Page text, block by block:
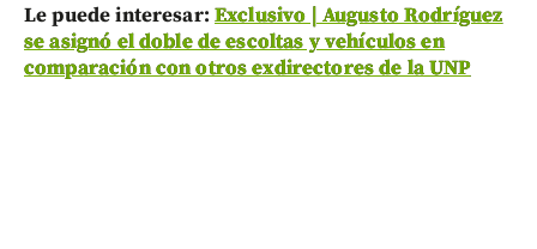
Le puede interesar: Exclusivo | Augusto Rodríguez
se asignó el doble de escoltas y vehículos en
comparación con otros exdirectores de la UNP